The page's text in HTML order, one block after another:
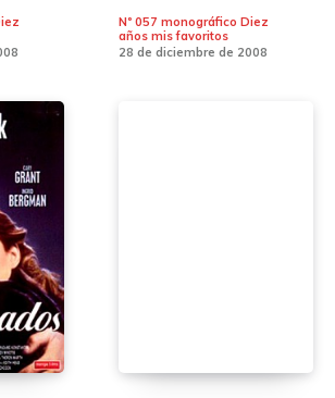
Nº 057 monográfico Diez
años mis favoritos
28 de diciembre de 2008